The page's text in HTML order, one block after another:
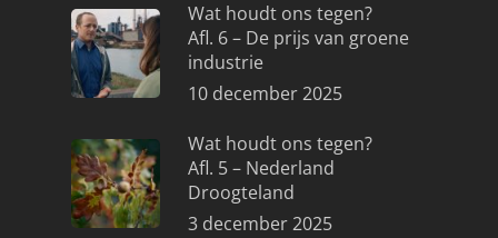
Wat houdt ons tegen?
Afl. 6 – De prijs van groene
industrie
10 december 2025
Wat houdt ons tegen?
Afl. 5 – Nederland
Droogteland
3 december 2025